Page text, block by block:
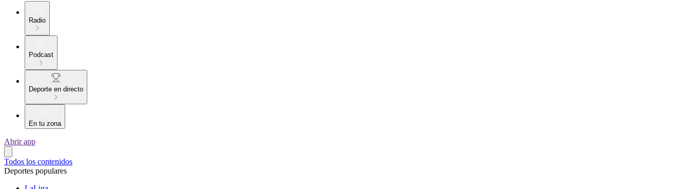
Radio
Podcast
Deporte en directo
En tu zona
Abrir app
Todos los contenidos
Deportes populares